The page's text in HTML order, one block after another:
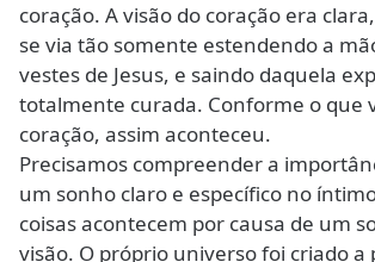
coração. A visão do coração era
se via tão somente estendendo a
vestes de Jesus, e saindo daquela
totalmente curada. Conforme o que
coração, assim aconteceu.
Precisamos compreender a
um sonho claro e específico no
coisas acontecem por causa de um
visão. O próprio universo foi criado a